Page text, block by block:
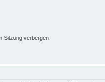
Sitzung verbergen